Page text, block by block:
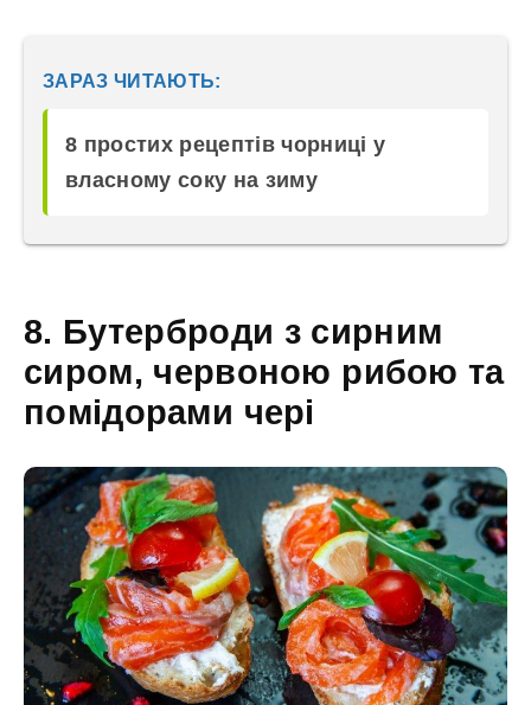
ЗАРАЗ ЧИТАЮТЬ:
8 простих рецептів чорниці у
власному соку на зиму
8. Бутерброди з сирним
сиром, червоною рибою та
помідорами чері